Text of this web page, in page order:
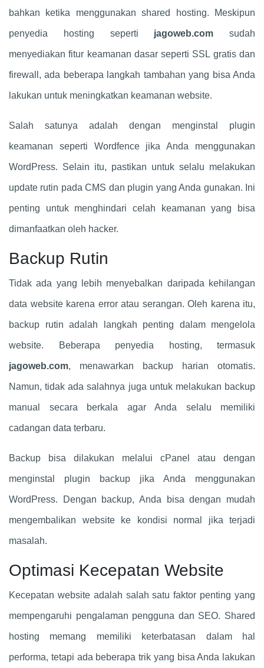
bahkan ketika menggunakan shared hosting. Meskipun
penyedia hosting seperti jagoweb.com sudah
menyediakan fitur keamanan dasar seperti SSL gratis dan
firewall, ada beberapa langkah tambahan yang bisa Anda
lakukan untuk meningkatkan keamanan website.
Salah satunya adalah dengan menginstal plugin
keamanan seperti Wordfence jika Anda menggunakan
WordPress. Selain itu, pastikan untuk selalu melakukan
update rutin pada CMS dan plugin yang Anda gunakan. Ini
penting untuk menghindari celah keamanan yang bisa
dimanfaatkan oleh hacker.
Backup Rutin
Tidak ada yang lebih menyebalkan daripada kehilangan
data website karena error atau serangan. Oleh karena itu,
backup rutin adalah langkah penting dalam mengelola
website. Beberapa penyedia hosting, termasuk
jagoweb.com, menawarkan backup harian otomatis.
Namun, tidak ada salahnya juga untuk melakukan backup
manual secara berkala agar Anda selalu memiliki
cadangan data terbaru.
Backup bisa dilakukan melalui cPanel atau dengan
menginstal plugin backup jika Anda menggunakan
WordPress. Dengan backup, Anda bisa dengan mudah
mengembalikan website ke kondisi normal jika terjadi
masalah.
Optimasi Kecepatan Website
Kecepatan website adalah salah satu faktor penting yang
mempengaruhi pengalaman pengguna dan SEO. Shared
hosting memang memiliki keterbatasan dalam hal
performa, tetapi ada beberapa trik yang bisa Anda lakukan